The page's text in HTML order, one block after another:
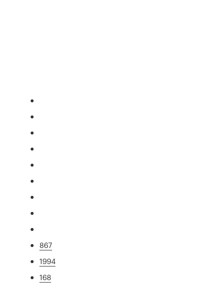
867
1994
168